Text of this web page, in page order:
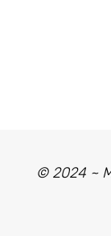
© 2024 ~